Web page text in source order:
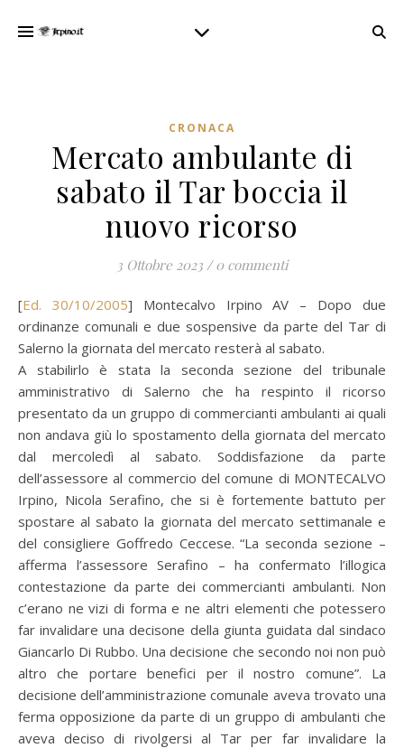
CRONACA
Mercato ambulante di
sabato il Tar boccia il
nuovo ricorso
3 Ottobre 2023 / 0 commenti
[ Ed. 30/10/2005] Montecalvo Irpino AV – Dopo due
ordinanze comunali e due sospensive da parte del Tar di
Salerno la giornata del mercato resterà al sabato.
A stabilirlo è stata la seconda sezione del tribunale
amministrativo di Salerno che ha respinto il ricorso
presentato da un gruppo di commercianti ambulanti ai quali
non andava giù lo spostamento della giornata del mercato
dal mercoledì al sabato. Soddisfazione da parte
dell’assessore al commercio del comune di MONTECALVO
Irpino, Nicola Serafino, che si è fortemente battuto per
spostare al sabato la giornata del mercato settimanale e
del consigliere Goffredo Ceccese. “La seconda sezione –
afferma l’assessore Serafino – ha confermato l’illogica
contestazione da parte dei commercianti ambulanti. Non
c’erano ne vizi di forma e ne altri elementi che potessero
far invalidare una decisone della giunta guidata dal sindaco
Giancarlo Di Rubbo. Una decisione che secondo noi non può
altro che portare benefici per il nostro comune”. La
decisione dell’amministrazione comunale aveva trovato una
ferma opposizione da parte di un gruppo di ambulanti che
aveva deciso di rivolgersi al Tar per far invalidare la